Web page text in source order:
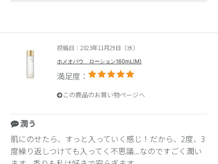
投稿日：2023年11月29日（水）
ホメオバウ ローション160mL(M)
満足度：
この商品のお買い物ページへ
潤う
肌にのせたら、すっと入っていく感じ！だから、2度、3
度繰り返しつけても入ってく不思議...なのですごく潤い